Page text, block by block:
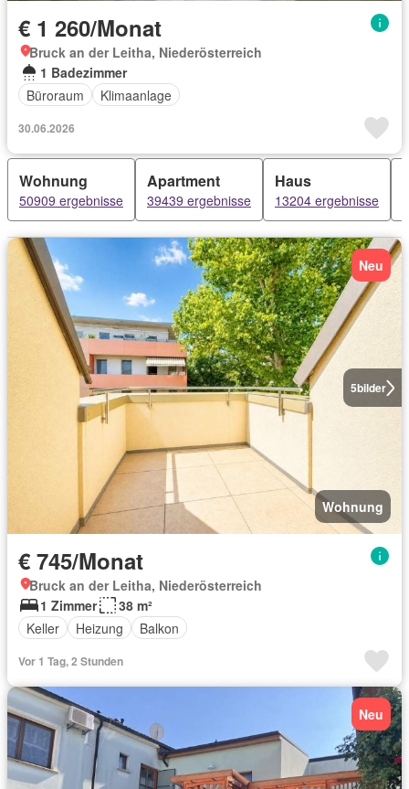
€ 1 260/Monat
Bruck an der Leitha, Niederösterreich
1 Badezimmer
Büroraum
Klimaanlage
30.06.2026
Wohnung
50909 ergebnisse
Apartment
39439 ergebnisse
Haus
13204 ergebnisse
5bilder
Neu
Wohnung
€ 745/Monat
Bruck an der Leitha, Niederösterreich
1 Zimmer
38 m²
Keller
Heizung Balkon
Vor 1 Tag, 2 Stunden
Neu